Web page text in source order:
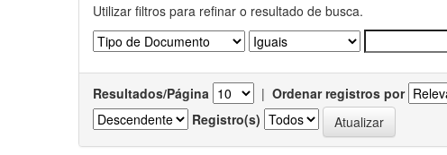
Utilizar filtros para refinar o resultado de busca.
Resultados/Página | Ordenar registros por
Registro(s)